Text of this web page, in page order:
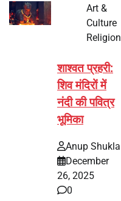
Art &
Culture
Religion
शाश्वत प्रहरी:
शिव मंदिरों में
नंदी की पवित्र
भूमिका
Anup Shukla
December
26, 2025
0